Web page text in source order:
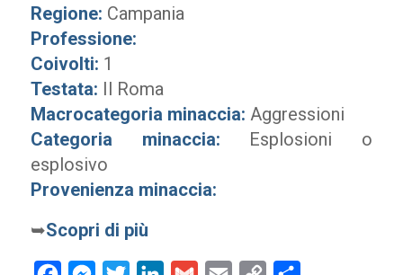
Regione: Campania
Professione:
Coivolti: 1
Testata: Il Roma
Macrocategoria minaccia: Aggressioni
Categoria minaccia: Esplosioni o
esplosivo
Provenienza minaccia:
➥Scopri di più